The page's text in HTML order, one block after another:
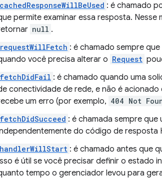
cachedResponseWillBeUsed : é chamado
permite examinar essa resposta.
null .
requestWillFetch : é chamado sempre
você precisa alterar o Request
fetchDidFail : é chamado quando uma
conectividade de rede, e não é
um erro (por exemplo, 404 Not
fetchDidSucceed : é chamada sempre
do código de resposta
handlerWillStart : é chamado antes que
é útil se você precisar definir o estado
tempo o gerenciador levou para